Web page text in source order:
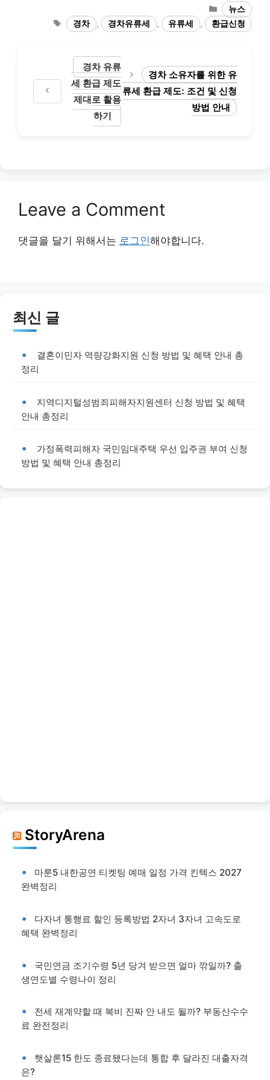
Categories
뉴스
Tags경차 경차유류세 유류세 환급신청
경차 유류
세 환급 제도
제대로 활용
하기
경차 소유자를 위한 유
류세 환급 제도: 조건 및 신청
방법 안내
Leave a Comment
댓글을 달기 위해서는 로그인해야합니다.
최신 글
결혼이민자 역량강화지원 신청 방법 및 혜택 안내 총
정리
지역디지털성범죄피해자지원센터 신청 방법 및 혜택
안내 총정리
가정폭력피해자 국민임대주택 우선 입주권 부여 신청
방법 및 혜택 안내 총정리
StoryArena
마룬5 내한공연 티켓팅 예매 일정 가격 킨텍스 2027
완벽정리
다자녀 통행료 할인 등록방법 2자녀 3자녀 고속도로
혜택 완벽정리
국민연금 조기수령 5년 당겨 받으면 얼마 깎일까? 출
생연도별 수령나이 정리
전세 재계약할 때 복비 진짜 안 내도 될까? 부동산수수
료 완전정리
햇살론15 한도 종료됐다는데 통합 후 달라진 대출자격
은?